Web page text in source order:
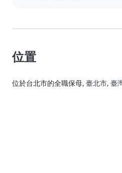
位置
位於台北市的全職保母, 臺北市, 臺